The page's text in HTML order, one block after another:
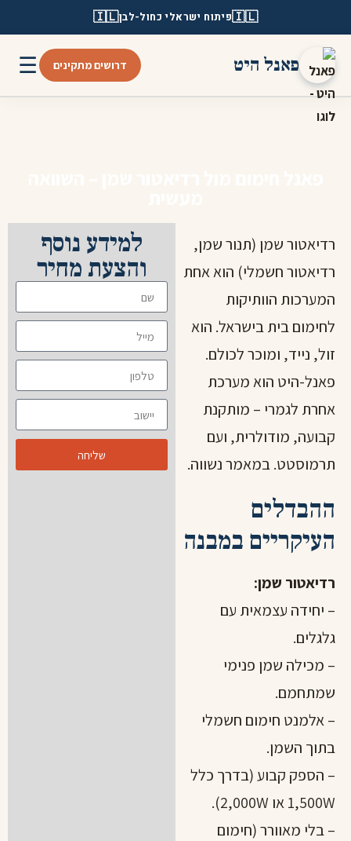
🇮🇱פיתוח ישראלי כחול-לבן🇮🇱
פאנל היט דרושים מתקינים ☰
רדיאטור שמן (תנור שמן,
רדיאטור חשמלי) הוא אחת
המערכות הוותיקות
לחימום בית בישראל. הוא
זול, נייד, ומוכר לכולם.
פאנל-היט הוא מערכת
אחרת לגמרי – מותקנת
קבועה, מודולרית, ועם
תרמוסטט. במאמר נשווה.
ההבדלים
העיקריים במבנה
רדיאטור שמן:
– יחידה עצמאית עם
גלגלים.
– מכילה שמן פנימי
שמתחמם.
– אלמנט חימום חשמלי
בתוך השמן.
– הספק קבוע (בדרך כלל
1,500W או 2,000W).
– בלי מאוורר (חימום
למידע נוסף
והצעת מחיר
שליחה